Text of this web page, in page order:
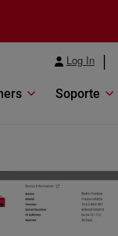
Log In
Soporte